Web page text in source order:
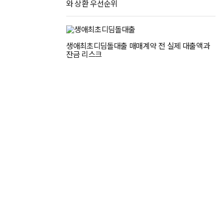
와 상환 우선순위
생애최초디딤돌대출 매매계약 전 실제 대출액과
잔금 리스크